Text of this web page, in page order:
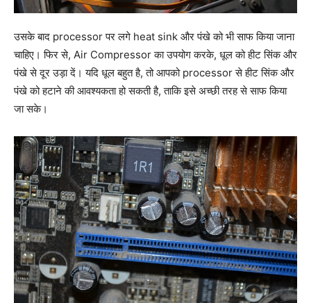
उसके बाद processor पर लगे heat sink और पंखे को भी साफ किया जाना
चाहिए। फिर से, Air Compressor का उपयोग करके, धूल को हीट सिंक और
पंखे से दूर उड़ा दें। यदि धूल बहुत है, तो आपको processor से हीट सिंक और
पंखे को हटाने की आवश्यकता हो सकती है, ताकि इसे अच्छी तरह से साफ किया
जा सके।